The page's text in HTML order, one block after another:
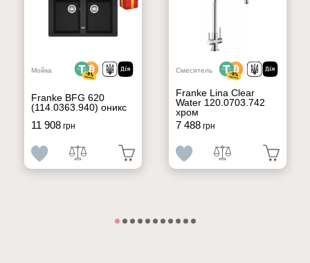
Мойка
Franke BFG 620
(114.0363.940) оникс
11 908грн
Смеситель
Franke Lina Clear
Water 120.0703.742
хром
7 488грн